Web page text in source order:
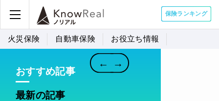
保険ランキング
火災保険 自動車保険 お役立ち情報
おすすめ記事
←
旅好きライターおすすめ！道の駅ド
ライブ12選（東日本編）
→
最新の記事